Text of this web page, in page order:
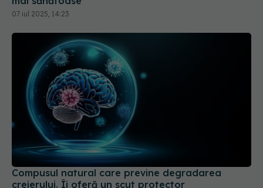
Compusul natural care previne degradarea
creierului. Îi oferă un scut protector
14 apr 2025, 15:59